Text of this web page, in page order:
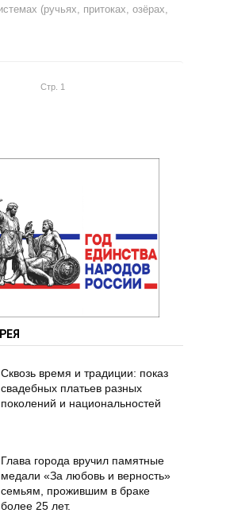
(ручьях, притоках, озёрах,
Стр. 1
Сквозь время и традиции: показ
свадебных платьев разных
поколений и национальностей
Глава города вручил памятные
медали «За любовь и верность»
семьям, прожившим в браке
более 25 лет.